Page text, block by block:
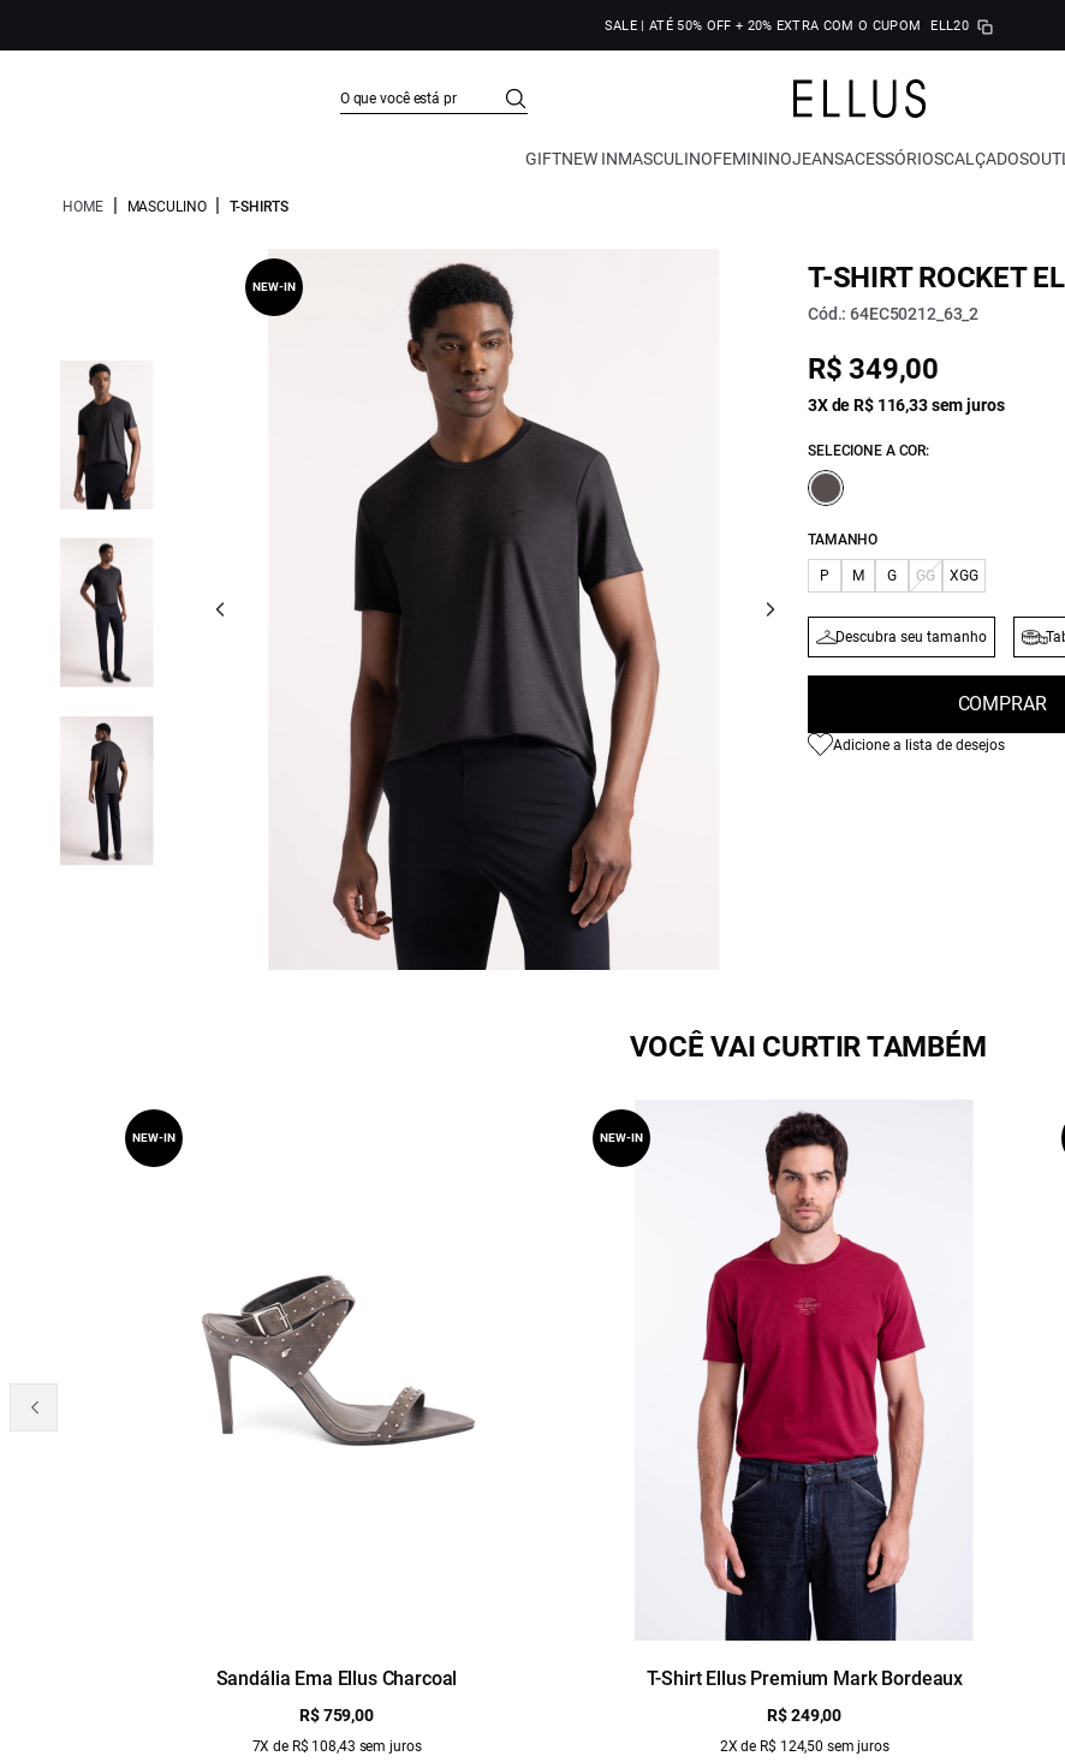
SALE | ATÉ 50% OFF + 20% EXTRA COM O CUPOM ELL20
GIFTNEW INMASCULINOFEMININOJEANSACESSÓRIOSCALÇADOS
HOME | MASCULINO | T-SHIRTS
NEW-IN T-SHIRT ROCKET
Cód.: 64EC50212_63_2
R$ 349,00
3X de R$ 116,33 sem juros
SELECIONE A COR:
TAMANHO
P M G GG XGG
Descubra seu tamanho
COMPRAR
Adicione a lista de desejos
VOCÊ VAI CURTIR TAMBÉM
Sandália Ema Ellus Charcoal
R$ 759,00
7X de R$ 108,43 sem juros
NEW-IN
T-Shirt Ellus Premium Mark Bordeaux
R$ 249,00
2X de R$ 124,50 sem juros
NEW-IN